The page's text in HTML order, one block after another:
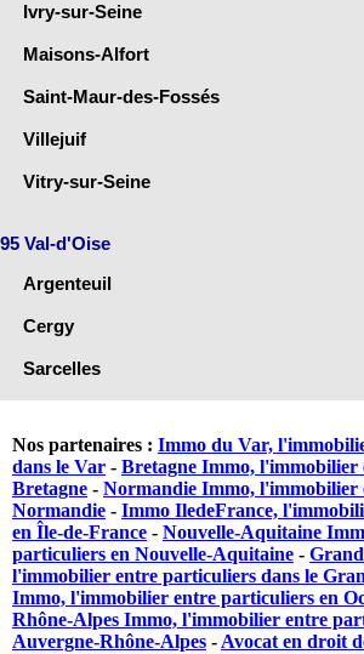
Ivry-sur-Seine
Maisons-Alfort
Saint-Maur-des-Fossés
Villejuif
Vitry-sur-Seine
95 Val-d'Oise
Argenteuil
Cergy
Sarcelles
Nos partenaires : Immo du Var,
dans le Var - Bretagne Immo, l'immobilier
Bretagne - Normandie Immo, l'immobilier
Normandie - Immo IledeFrance,
en Île-de-France - Nouvelle-Aquitaine
particuliers en Nouvelle-Aquitaine -
l'immobilier entre particuliers dans le
Immo, l'immobilier entre particuliers en
Rhône-Alpes Immo, l'immobilier entre
Auvergne-Rhône-Alpes - Avocat en droit